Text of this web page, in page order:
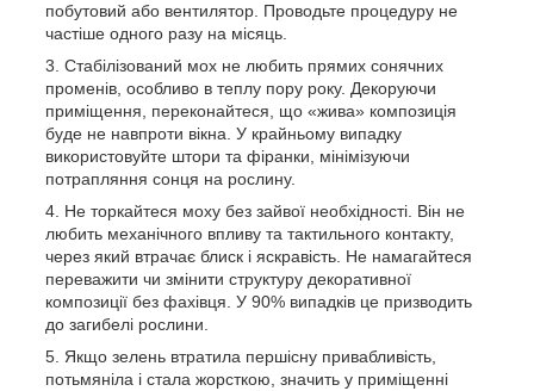
побутовий або вентилятор. Проводьте процедуру не
частіше одного разу на місяць.
Стабілізований мох не любить прямих сонячних
променів, особливо в теплу пору року. Декоруючи
приміщення, переконайтеся, що «жива» композиція
буде не навпроти вікна. У крайньому випадку
використовуйте штори та фіранки, мінімізуючи
потрапляння сонця на рослину.
Не торкайтеся моху без зайвої необхідності. Він не
любить механічного впливу та тактильного контакту,
через який втрачає блиск і яскравість. Не намагайтеся
переважити чи змінити структуру декоративної
композиції без фахівця. У 90% випадків це призводить
до загибелі рослини.
Якщо зелень втратила першісну привабливість,
потьмяніла і стала жорсткою, значить у приміщенні